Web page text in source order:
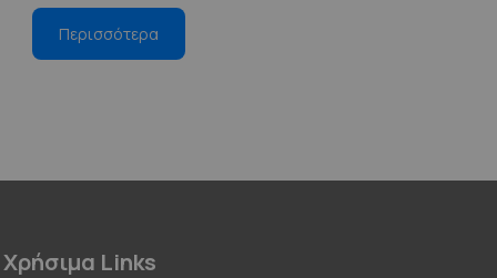
Περισσότερα
Χρήσιμα Links